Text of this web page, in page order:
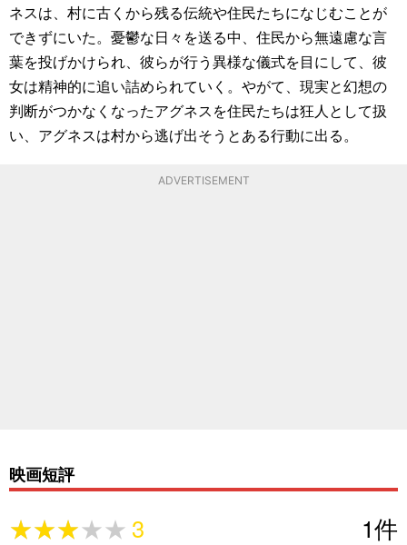
ネスは、村に古くから残る伝統や住民たちになじむことが
できずにいた。憂鬱な日々を送る中、住民から無遠慮な言
葉を投げかけられ、彼らが行う異様な儀式を目にして、彼
女は精神的に追い詰められていく。やがて、現実と幻想の
判断がつかなくなったアグネスを住民たちは狂人として扱
い、アグネスは村から逃げ出そうとある行動に出る。
ADVERTISEMENT
映画短評
★★★★★
★★★★★ 3 1件